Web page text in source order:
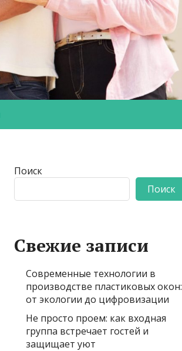
Поиск
Поиск
Свежие записи
Современные технологии в
производстве пластиковых окон:
от экологии до цифровизации
Не просто проем: как входная
группа встречает гостей и
защищает уют